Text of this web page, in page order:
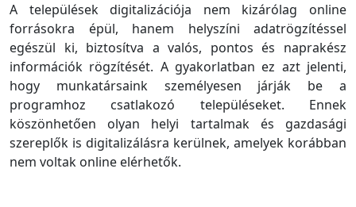
A települések digitalizációja nem kizárólag online
forrásokra épül, hanem helyszíni adatrögzítéssel
egészül ki, biztosítva a valós, pontos és naprakész
információk rögzítését. A gyakorlatban ez azt jelenti,
hogy munkatársaink személyesen járják be a
programhoz csatlakozó településeket. Ennek
köszönhetően olyan helyi tartalmak és gazdasági
szereplők is digitalizálásra kerülnek, amelyek korábban
nem voltak online elérhetők.